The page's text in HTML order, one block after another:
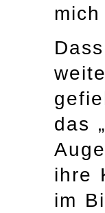
das
ihre
im